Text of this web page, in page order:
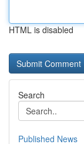
HTML is disabled
Search
Published News